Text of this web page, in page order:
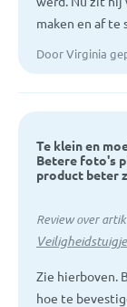
maken en af te
Door Virginia
Te klein en
Betere foto's
product beter
Review over
Zie hierboven.
hoe te